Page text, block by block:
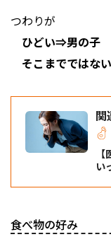
つわりが
ひどい⇒男の子
そこまでではな
関
い
食べ物の好み